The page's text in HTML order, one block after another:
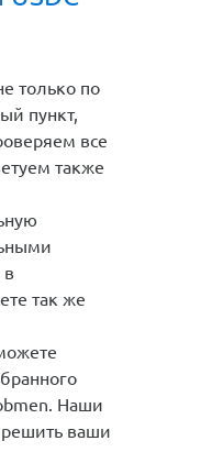
только по
пункт,
все
также
в
так же
Наши
решить ваши